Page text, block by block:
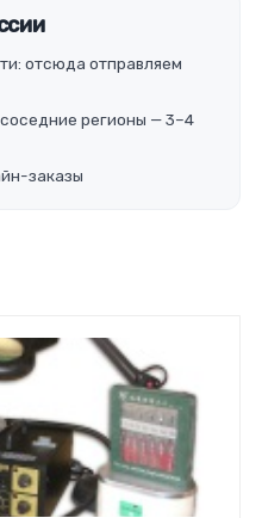
отсюда отправляем
регионы — 3–4
заказы